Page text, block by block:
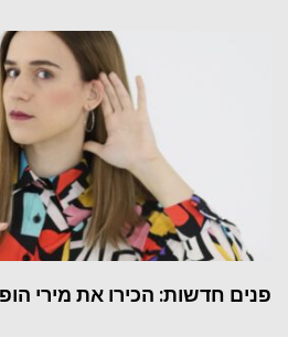
פנים חדשות: הכירו את מירי